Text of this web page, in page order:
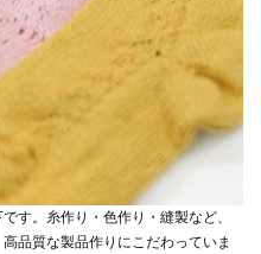
す。糸作り・色作り・縫製など、
品質な製品作りにこだわっていま